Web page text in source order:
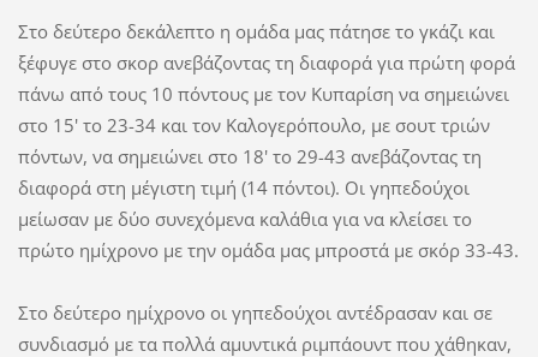
Στο δεύτερο δεκάλεπτο η ομάδα μας πάτησε το γκάζι και
ξέφυγε στο σκορ ανεβάζοντας τη διαφορά για πρώτη φορά
πάνω από τους 10 πόντους με τον Κυπαρίση να σημειώνει
στο 15' το 23-34 και τον Καλογερόπουλο, με σουτ τριών
πόντων, να σημειώνει στο 18' το 29-43 ανεβάζοντας τη
διαφορά στη μέγιστη τιμή (14 πόντοι). Οι γηπεδούχοι
μείωσαν με δύο συνεχόμενα καλάθια για να κλείσει το
πρώτο ημίχρονο με την ομάδα μας μπροστά με σκόρ 33-43.
Στο δεύτερο ημίχρονο οι γηπεδούχοι αντέδρασαν και σε
συνδιασμό με τα πολλά αμυντικά ριμπάουντ που χάθηκαν,